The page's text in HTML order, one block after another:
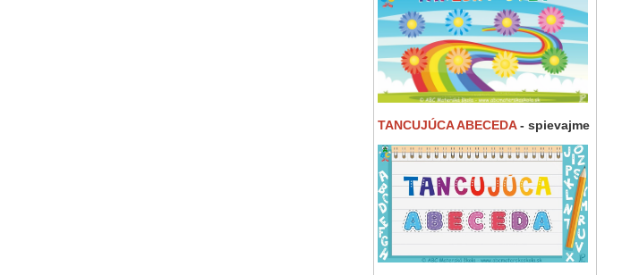
TANCUJÚCA ABECEDA- spievajme